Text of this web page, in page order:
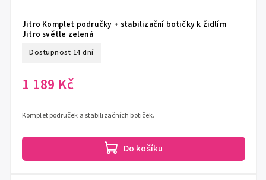
Jitro Komplet područky + stabilizační botičky k židlím
Jitro světle zelená
Dostupnost 14 dní
1 189 Kč
Do košíku
Komplet područek a stabilizačních botiček.